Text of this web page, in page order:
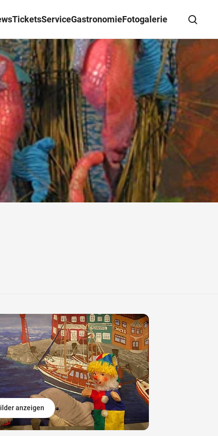
TicketsServiceGastronomieFotogalerie
Suche schließen
Wegbeschreibung erhalten
anzeigen